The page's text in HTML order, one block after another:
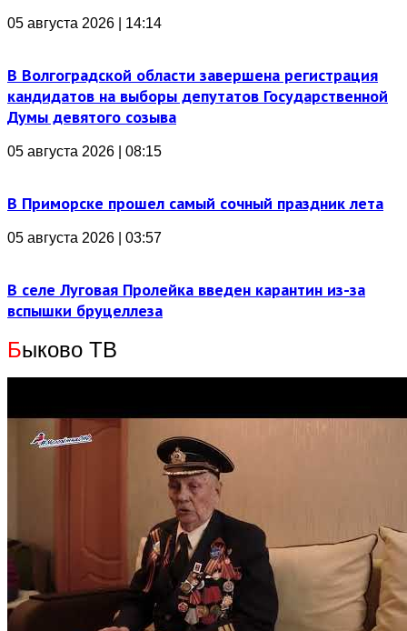
05 августа 2026 | 14:14
В Волгоградской области завершена регистрация
кандидатов на выборы депутатов Государственной
Думы девятого созыва
05 августа 2026 | 08:15
В Приморске прошел самый сочный праздник лета
05 августа 2026 | 03:57
В селе Луговая Пролейка введен карантин из-за
вспышки бруцеллеза
Быково ТВ